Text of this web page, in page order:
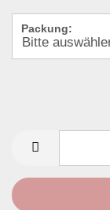
Packung: